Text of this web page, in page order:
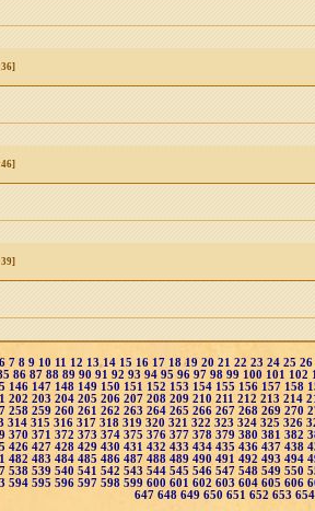
6 7 8 9 10 11 12 1314 15 16 17 1819 20 21 22 23 24 25 26
86 87 88 89 90 91 92 93 94 95 96 97 98 99 100 101 102
146 147 148 149 150 151 152 153 154 155 156 157 158
202 203 204 205 206 207 208 209 210 211 212 213 214
258 259 260 261 262 263 264 265 266 267 268 269 270
314 315 316 317 318 319 320 321 322 323 324 325 326
370 371 372 373 374 375 376 377 378 379 380 381 382
426 427 428 429 430 431 432 433 434 435 436 437 438
482 483 484 485 486 487 488 489 490 491 492 493 494
538 539 540 541 542 543 544 545 546 547 548 549 550
594 595 596 597 598 599 600 601 602 603 604 605 606
647 648 649 650 651 652 653 654